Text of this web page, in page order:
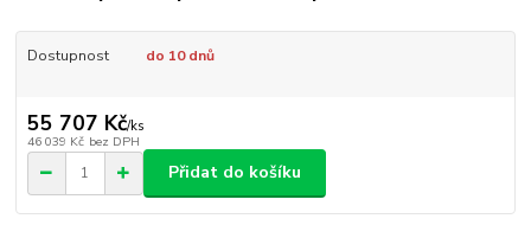
Dostupnost do 10 dnů
55 707 Kč/ks
46 039 Kč bez DPH
Přidat do košíku